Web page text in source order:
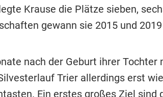
Krause die Plätze sieben,
gewann sie 2015 und
nach der Geburt ihrer
Trier allerdings erst
Ein erstes großes Ziel sind